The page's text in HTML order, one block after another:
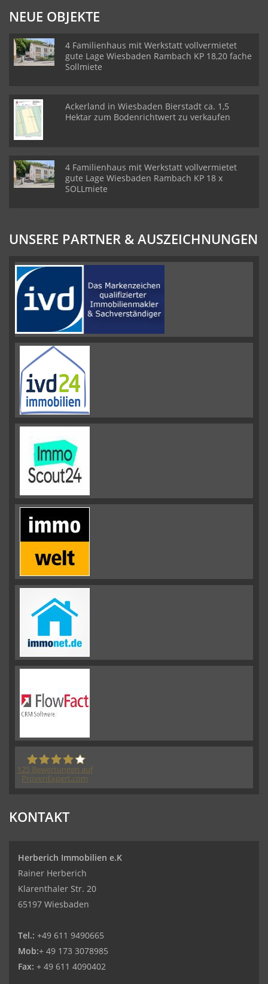
NEUE OBJEKTE
4 Familienhaus mit Werkstatt vollvermietet
gute Lage Wiesbaden Rambach KP 18,20 fache
Sollmiete
Ackerland in Wiesbaden Bierstadt ca. 1,5
Hektar zum Bodenrichtwert zu verkaufen
4 Familienhaus mit Werkstatt vollvermietet
gute Lage Wiesbaden Rambach KP 18 x
SOLLmiete
UNSERE PARTNER & AUSZEICHNUNGEN
125 Bewertungen auf
ProvenExpert.com
KONTAKT
Herberich Immobilien e.K
Rainer Herberich
Klarenthaler Str. 20
65197 Wiesbaden
Tel.: +49 611 9490665
Mob:+ 49 173 3078985
Fax: + 49 611 4090402